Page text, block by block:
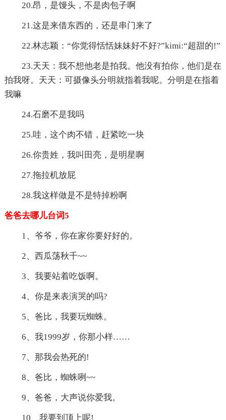
20.昂，是馒头，不是肉包子啊
21.这是来借东西的，还是串门来了
22.林志颖：“你觉得恬恬妹妹好不好?”kimi:“超甜的!”
23.天天：我不想他老是拍我。他没有拍你，他们是在
拍我呀。天天：可摄像头分明就指着我呢。分明是在指着
我嘛
24.石磨不是我吗
25.哇，这个肉不错，赶紧吃一块
26.你贵姓，我叫田亮，是明星啊
27.拖拉机放屁
28.我这样做是不是特掉粉啊
爸爸去哪儿台词5
1、爷爷，你在家你要好好的。
2、西瓜荡秋千~~
3、我要站着吃饭啊。
4、你是来表演哭的吗?
5、爸比，我要玩蜘蛛。
6、我1999岁，你那小样……
7、那我会热死的!
8、爸比，蜘蛛咧~~
9、爸爸，大声说你爱我。
10、我要到顶上呢!